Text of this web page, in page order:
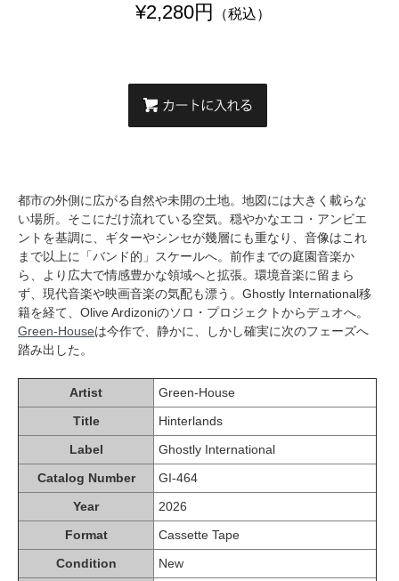
¥2,280円 （税込）
都市の外側に広がる自然や未開の土地。地図には大きく載らな
い場所。そこにだけ流れている空気。穏やかなエコ・アンビエ
ントを基調に、ギターやシンセが幾層にも重なり、音像はこれ
まで以上に「バンド的」スケールへ。前作までの庭園音楽か
ら、より広大で情感豊かな領域へと拡張。環境音楽に留まら
ず、現代音楽や映画音楽の気配も漂う。Ghostly International移
籍を経て、Olive Ardizoniのソロ・プロジェクトからデュオへ。
Green-Houseは今作で、静かに、しかし確実に次のフェーズへ
踏み出した。
Artist
Green-House
Title
Hinterlands
Label
Ghostly International
Catalog Number
GI-464
Year
2026
Format
Cassette Tape
Condition
New